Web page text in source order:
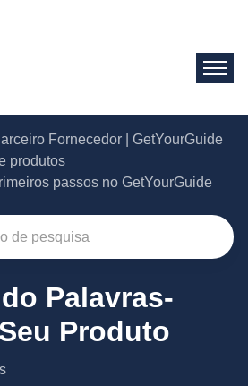
Fornecedor | GetYourGuide
produtos
passos no GetYourGuide
Palavras-
Produto